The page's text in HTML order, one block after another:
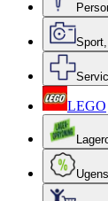
LEGO